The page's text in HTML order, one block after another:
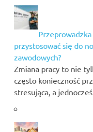
przystosować się do
zawodowych?
Zmiana pracy to nie
często konieczność
stresująca, a